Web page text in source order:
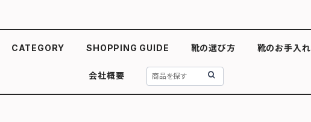
CATEGORY SHOPPING GUIDE 靴の選び方 靴のお手入れ
会社概要